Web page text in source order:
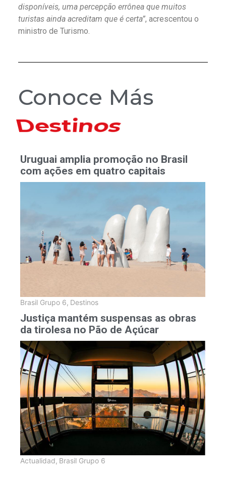
disponíveis, uma percepção errônea que muitos
turistas ainda acreditam que é certa”, acrescentou o
ministro de Turismo.
Conoce Más
Hoteles
Uruguai amplia promoção no Brasil
com ações em quatro capitais
Brasil Grupo 6, Destinos
Justiça mantém suspensas as obras
da tirolesa no Pão de Açúcar
Actualidad, Brasil Grupo 6